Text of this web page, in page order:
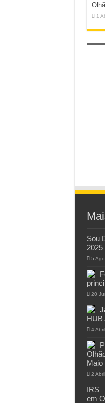
1
Sou
2025
5
20
HUB
4
Maio
2
IRS
em